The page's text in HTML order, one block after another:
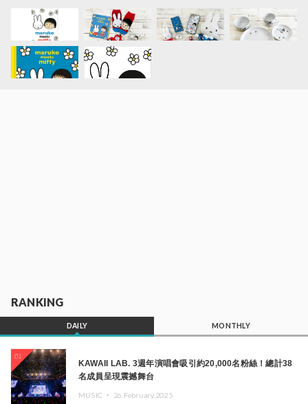
RANKING
DAILY MONTHLY
01
KAWAII LAB. 3週年演唱會吸引約20,000名粉絲！總計38
名成員呈現震撼舞台
MUSIC ・ 26.February.2025